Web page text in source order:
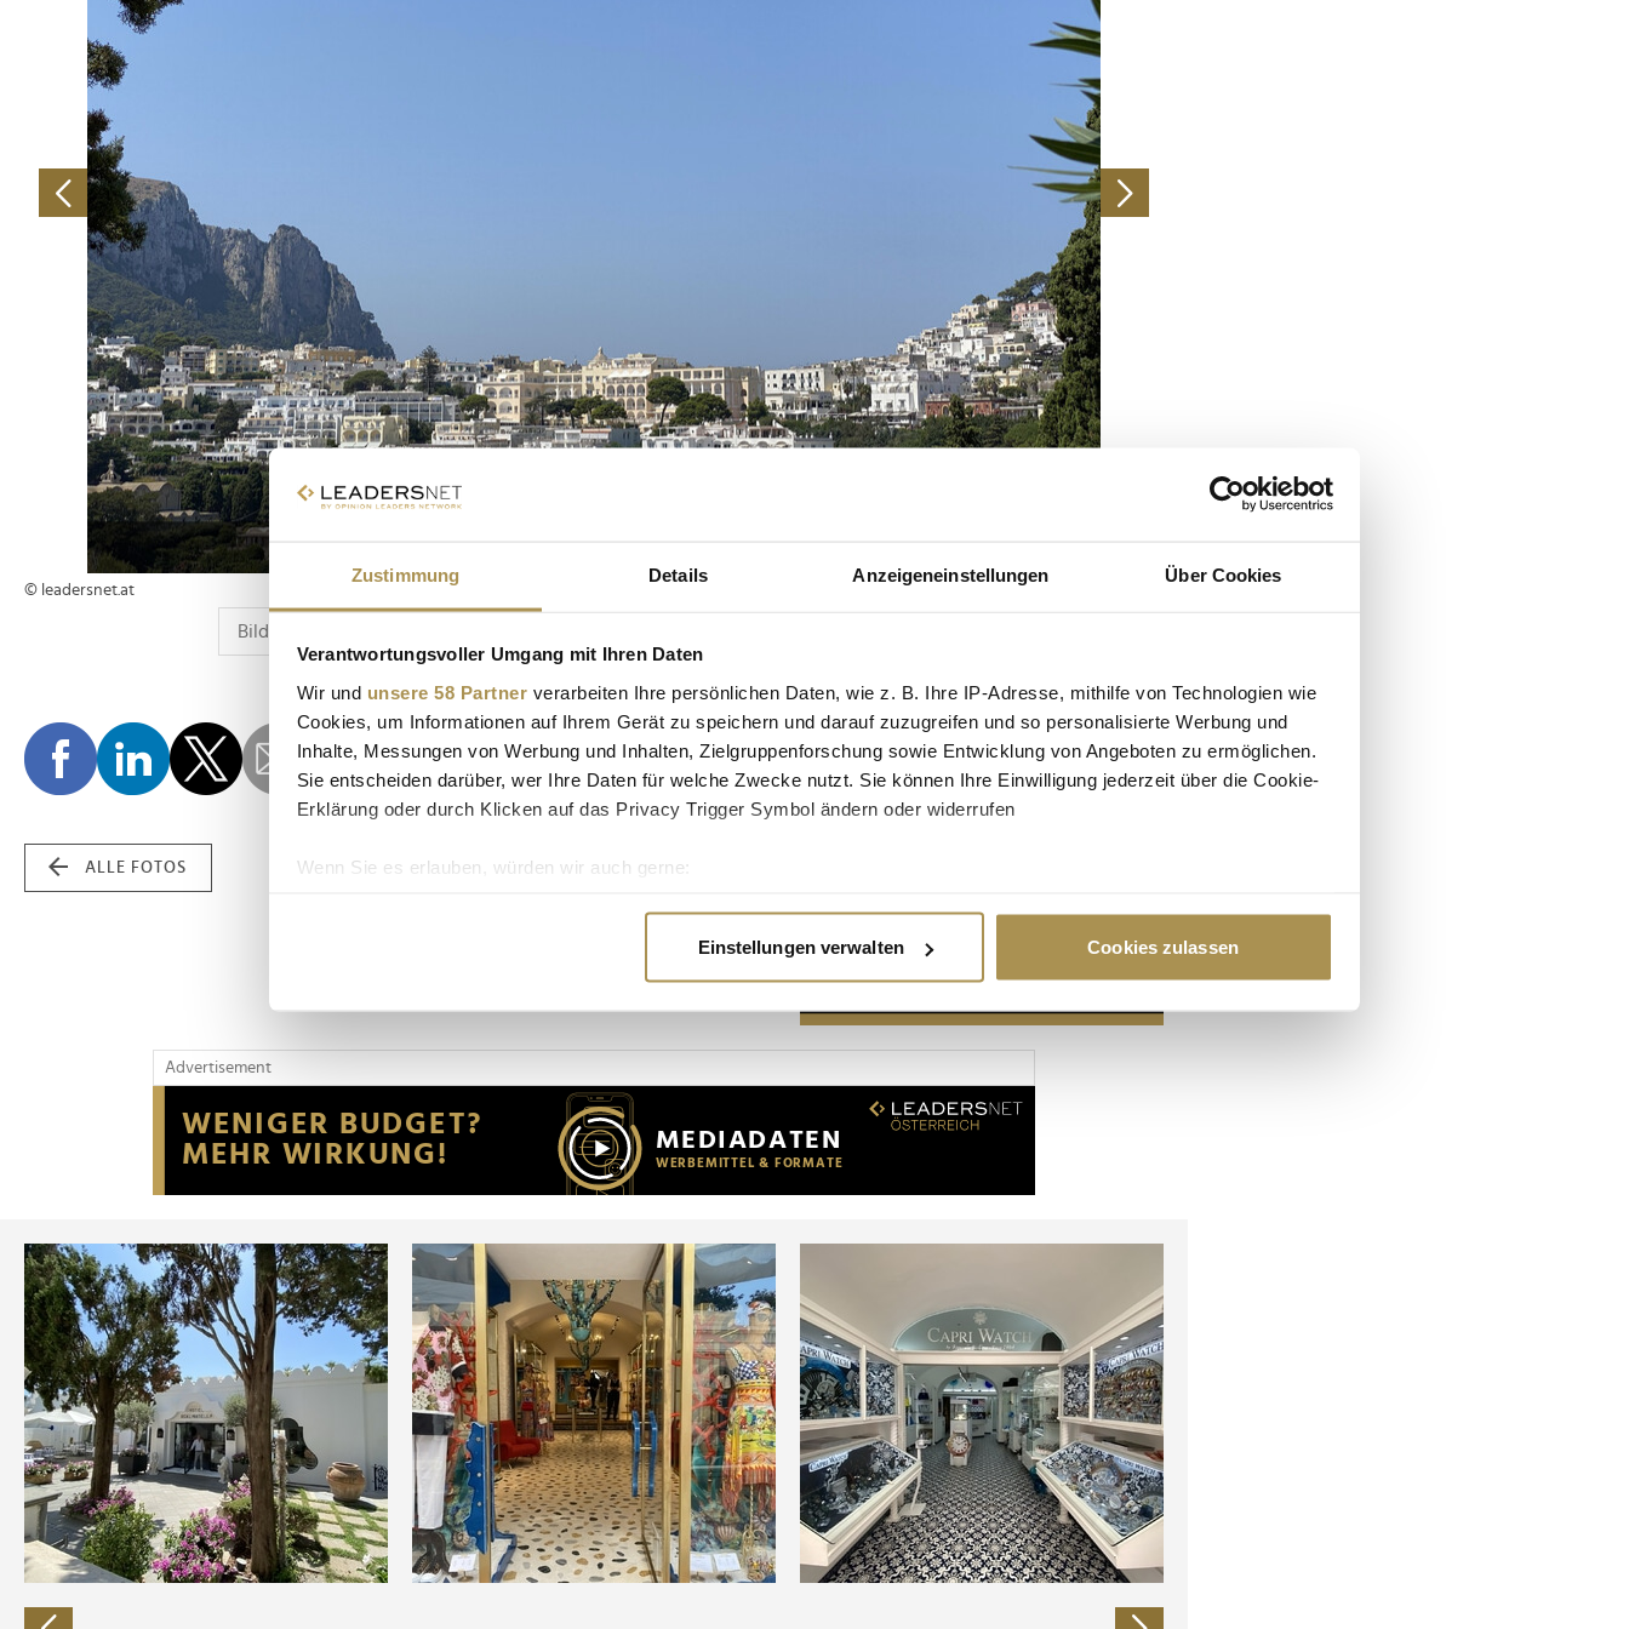
Zustimmung Details Anzeigeneinstellungen Über Cookies
Verantwortungsvoller Umgang mit Ihren Daten
Wir und unsere 58 Partner verarbeiten Ihre persönlichen Daten, wie z. B. Ihre IP-Adresse, mithilfe von Technologien wie
Cookies, um Informationen auf Ihrem Gerät zu speichern und darauf zuzugreifen und so personalisierte Werbung und
Inhalte, Messungen von Werbung und Inhalten, Zielgruppenforschung sowie Entwicklung von Angeboten zu ermöglichen.
Sie entscheiden darüber, wer Ihre Daten für welche Zwecke nutzt. Sie können Ihre Einwilligung jederzeit über die Cookie-
Erklärung oder durch Klicken auf das Privacy Trigger Symbol ändern oder widerrufen
Wenn Sie es erlauben, würden wir auch gerne:
Erfahren Sie mehr darüber, wie Ihre persönlichen Daten verarbeitet werden, und legen Sie Ihre Präferenzen im
Wir verwenden Cookies, um Inhalte und Anzeigen zu personalisieren, Funktionen für soziale Medien anbieten zu können
Website an unsere Partner für soziale Medien, Werbung und Analysen weiter. Unsere Partner führen diese Informationen
möglicherweise mit weiteren Daten zusammen, die Sie ihnen bereitgestellt haben oder die sie im Rahmen Ihrer Nutzung
der Dienste gesammelt haben.
Einstellungen verwalten Cookies zulassen
© leadersnet.at
ALLE FOTOS
Advertisement
Advertisement